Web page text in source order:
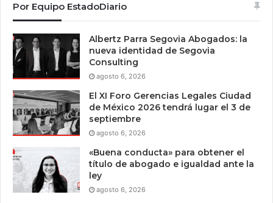
Por Equipo EstadoDiario
Albertz Parra Segovia Abogados: la
nueva identidad de Segovia
Consulting
agosto 6, 2026
El XI Foro Gerencias Legales Ciudad
de México 2026 tendrá lugar el 3 de
septiembre
agosto 6, 2026
«Buena conducta» para obtener el
título de abogado e igualdad ante la
ley
agosto 6, 2026